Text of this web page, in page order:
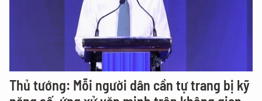
Thủ tướng: Mỗi người dân cần tự trang bị kỹ